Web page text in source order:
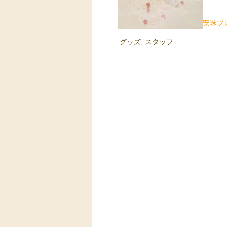
安珠ブ
グッズ スタッフ